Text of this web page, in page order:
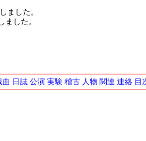
ました。
ました。
曲 日誌 公演 実験 稽古 人物 関連 連絡 目